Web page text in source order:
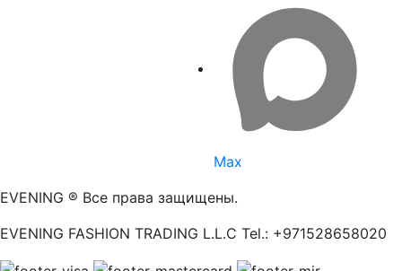
Max
EVENING ® Все права защищены.
EVENING FASHION TRADING L.L.C Tel.: +971528658020